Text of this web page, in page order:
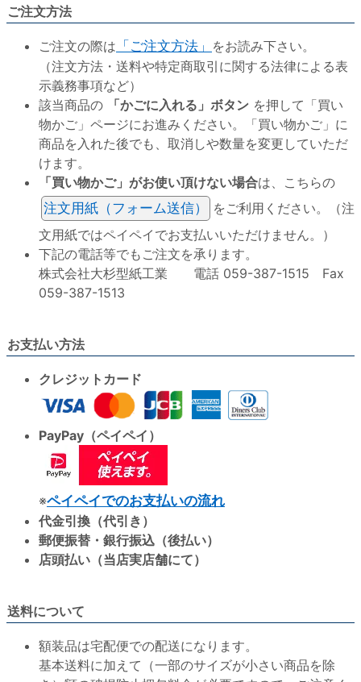
ご注文方法
ご注文の際は 「ご注文方法」 をお読み下さい。
（注文方法・送料や特定商取引に関する法律による表
示義務事項など）
該当商品の
「かごに入れる」ボタン を押して「買い
物かご」ページにお進みください。「買い物かご」に
商品を入れた後でも、取消しや数量を変更していただ
けます。
「買い物かご」がお使い頂けない場合は、こちらの
注文用紙（フォーム送信）
をご利用ください。（注
文用紙ではペイペイでお支払いいただけません。）
下記の電話等でもご注文を承ります。
株式会社大杉型紙工業 電話 059-387-1515 Fax
059-387-1513
お支払い方法
クレジットカード
PayPay（ペイペイ）
※ペイペイでのお支払いの流れ
代金引換（代引き）
郵便振替・銀行振込（後払い）
店頭払い（当店実店舗にて）
送料について
額装品は宅配便での配送になります。
基本送料に加えて（一部のサイズが小さい商品を除